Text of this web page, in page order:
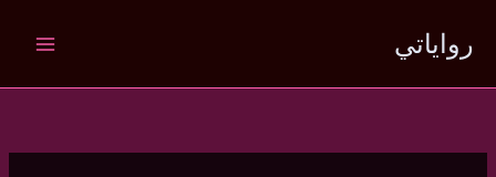
المحتوى
رواياتي